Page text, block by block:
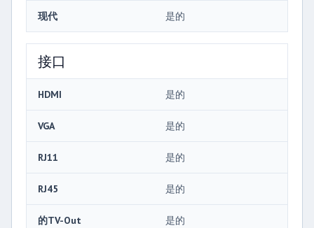
现代 是的
接口
HDMI 是的
VGA 是的
RJ11 是的
RJ45 是的
的TV-Out 是的